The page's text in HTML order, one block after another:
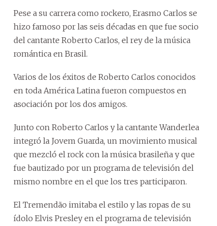
Pese a su carrera como rockero, Erasmo Carlos se
hizo famoso por las seis décadas en que fue socio
del cantante Roberto Carlos, el rey de la música
romántica en Brasil.
Varios de los éxitos de Roberto Carlos conocidos
en toda América Latina fueron compuestos en
asociación por los dos amigos.
Junto con Roberto Carlos y la cantante Wanderlea
integró la Jovem Guarda, un movimiento musical
que mezcló el rock con la música brasileña y que
fue bautizado por un programa de televisión del
mismo nombre en el que los tres participaron.
El Tremendão imitaba el estilo y las ropas de su
ídolo Elvis Presley en el programa de televisión